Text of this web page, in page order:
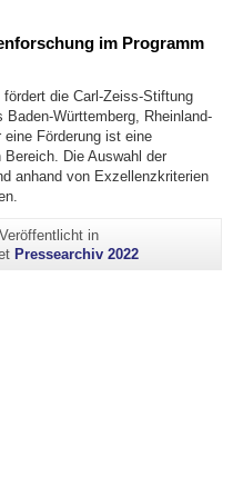
im Programm
die Carl-Zeiss-Stiftung
Württemberg, Rheinland-
Förderung ist eine
Die Auswahl der
anhand von Exzellenzkriterien
Veröffentlicht in
Pressearchiv 2022